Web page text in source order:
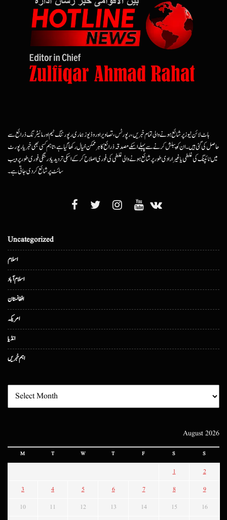
ہاٹ لائن نیوز پر شائع ہونے والی تمام خبریں، رپورٹس، تصاویر اور وڈیوز ہماری رپورٹنگ ٹیم اور مانیٹرنگ ذرائع سے
حاصل کی گئی ہیں۔ ان کو پبلش کرنے سے پہلے اسکے مصدقہ ذرائع کا ہرممکن خیال رکھا گیا ہے، تاہم کسی بھی خبر یا رپورٹ
میں ٹائپنگ کی غلطی یا غیرارادی طور پر شائع ہونے والی غلطی کی فوری اصلاح کرکے اسکی تردید یا درستگی فوری طور پر ویب
سائٹ پر شائع کردی جاتی ہے۔
Uncategorized
اسلام
اسلام آباد
افغانستان
امریکہ
انڈیا
اہم خبریں
August 2026
M T W T F S S
1 2
3 4 5 6 7 8 9
10 11 12 13 14 15 16